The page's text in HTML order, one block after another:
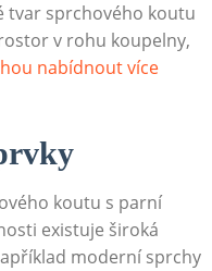
tvar sprchového koutu
v rohu koupelny,
nabídnout více
koutu s parní
existuje široká
moderní sprchy